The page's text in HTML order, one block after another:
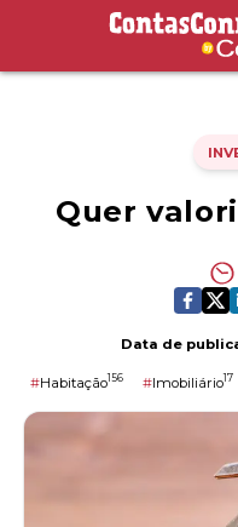
Contas Connosco by
Quer
Data de
#Habitação156 #Imobiliário17